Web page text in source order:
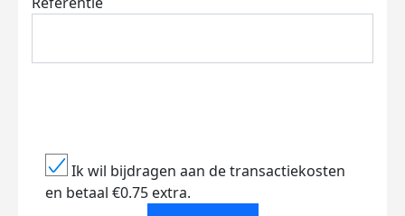
Ik wil bijdragen aan de transactiekosten
en betaal €0.75 extra.